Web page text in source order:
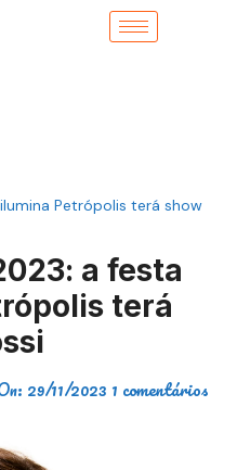
Petrópolis terá show
a festa
terá
29/11/2023 1 comentários